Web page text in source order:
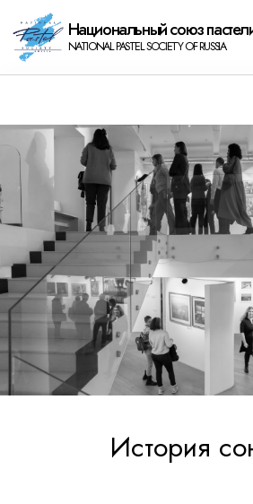
Национальный cоюз пастелистов
NATIONAL PASTEL SOCIETY OF RUSSIA
История